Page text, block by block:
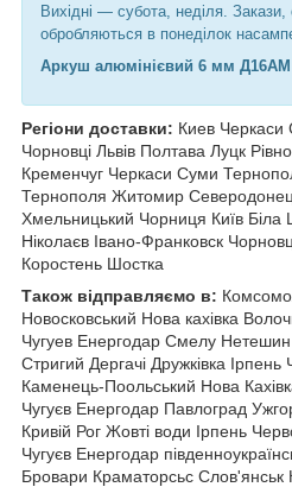
Вихідні — субота, неділя. Закази,
обробляються в понеділок
Аркуш алюмінієвий 6 мм Д16АМ
Регіони доставки: Киев
Чорновці Львів Полтава Луцк
Кременчуг Черкаси Суми
Тернополя Житомир
Хмельницький Чорниця Київ Біла
Ніколаєв Івано-Франковск
Коростень Шостка
Також відправляємо в:
Новосковський Нова кахівка
Чугуев Енергодар Смелу
Стригий Дергачі Дружківка
Каменець-Поольський Нова
Чугуєв Енергодар Павлоград
Кривій Рог Жовті води Ірпень
Чугуєв Енергодар
Бровари Краматорсьс Слов'янськ